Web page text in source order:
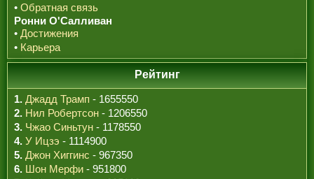
• Обратная связь
Ронни О'Салливан
• Достижения
• Карьера
Рейтинг
1. Джадд Трамп - 1655550
2. Нил Робертсон - 1206550
3. Чжао Синьтун - 1178550
4. У Ицзэ - 1114900
5. Джон Хиггинс - 967350
6. Шон Мерфи - 951800